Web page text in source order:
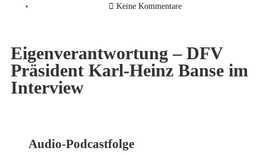
Keine Kommentare
Eigenverantwortung – DFV
Präsident Karl-Heinz Banse im
Interview
Audio-Podcastfolge